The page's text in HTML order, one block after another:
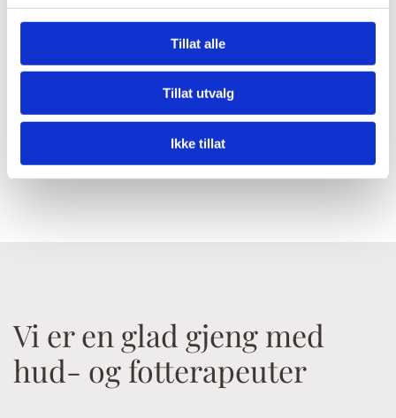
Tillat alle
Tillat utvalg
Ikke tillat
Vi er en glad gjeng med
hud- og fotterapeuter